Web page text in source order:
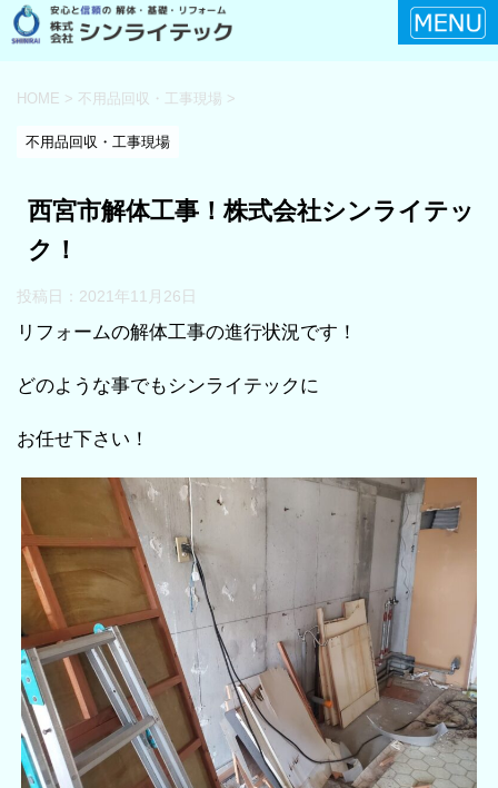
HOME > 不用品回収・工事現場 >
不用品回収・工事現場
西宮市解体工事！株式会社シンライテッ
ク！
投稿日： 2021年11月26日
リフォームの解体工事の進行状況です！
どのような事でもシンライテックに
お任せ下さい！